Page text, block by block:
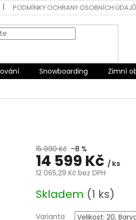
PODMÍNKY OCHRANY OSOBNÍCH ÚDAJŮ
Snowboarding Zimní
15 990 Kč –8 %
14 599 Kč / ks
12 065,29 Kč bez DPH
cena:
Skladem (1 ks)
Varianta